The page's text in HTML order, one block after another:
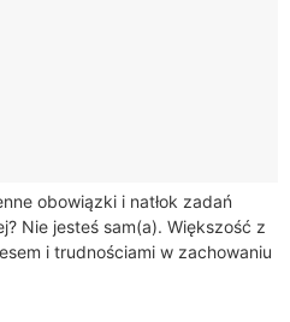
obowiązki i natłok zadań
Nie jesteś sam(a). Większość z
i trudnościami w zachowaniu